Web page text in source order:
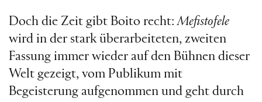
Doch die Zeit gibt Boito recht:Mefistofele
wird in der stark überarbeiteten, zweiten
Fassung immer wieder auf den Bühnen dieser
Welt gezeigt, vom Publikum mit
Begeisterung aufgenommen und geht durch